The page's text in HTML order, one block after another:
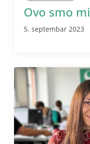
Ovo smo mi
5. septembar 2023